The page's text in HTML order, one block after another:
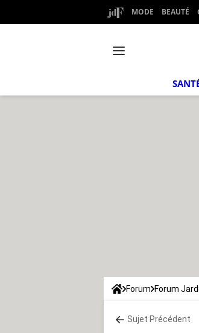
MODE BEAUTÉ
Forum Forum
Sujet Précédent